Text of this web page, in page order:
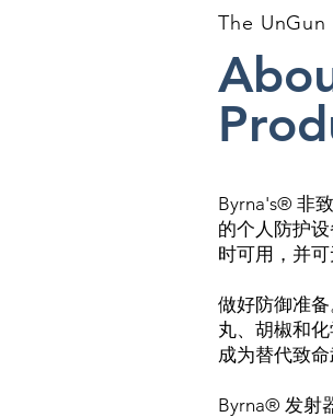
The UnGun
Byrna's® 非
的个人防护
时可用，并可
做好防御准
丸、胡椒和
成为替代致
Byrna® 发射